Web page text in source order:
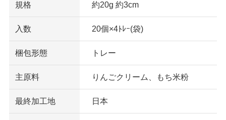
規格 約20g 約3cm
入数 20個×4ﾄﾚｰ(袋)
梱包形態 トレー
主原料 りんごクリーム、もち米粉
最終加工地 日本